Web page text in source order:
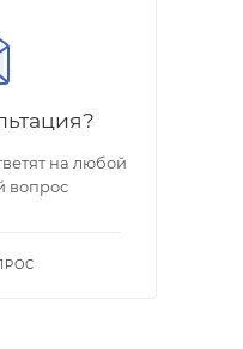
на любой
вопрос